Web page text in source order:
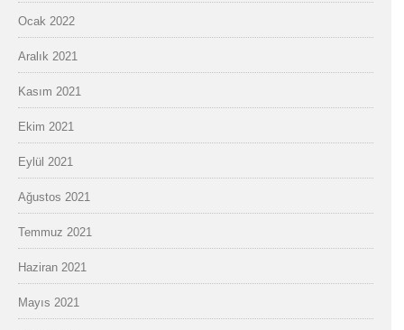
Ocak 2022
Aralık 2021
Kasım 2021
Ekim 2021
Eylül 2021
Ağustos 2021
Temmuz 2021
Haziran 2021
Mayıs 2021